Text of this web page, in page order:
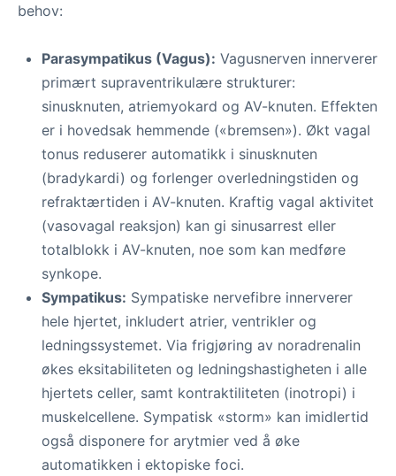
behov:
Parasympatikus (Vagus): Vagusnerven innerverer
primært supraventrikulære strukturer:
sinusknuten, atriemyokard og AV-knuten. Effekten
er i hovedsak hemmende («bremsen»). Økt vagal
tonus reduserer automatikk i sinusknuten
(bradykardi) og forlenger overledningstiden og
refraktærtiden i AV-knuten. Kraftig vagal aktivitet
(vasovagal reaksjon) kan gi sinusarrest eller
totalblokk i AV-knuten, noe som kan medføre
synkope.
Sympatikus: Sympatiske nervefibre innerverer
hele hjertet, inkludert atrier, ventrikler og
ledningssystemet. Via frigjøring av noradrenalin
økes eksitabiliteten og ledningshastigheten i alle
hjertets celler, samt kontraktiliteten (inotropi) i
muskelcellene. Sympatisk «storm» kan imidlertid
også disponere for arytmier ved å øke
automatikken i ektopiske foci.